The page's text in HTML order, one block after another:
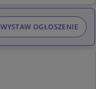
WYSTAW OGŁOSZENIE